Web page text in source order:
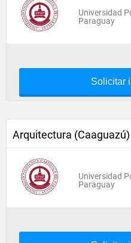
Universidad
Paraguay
Solicitar
Arquitectura (Caaguazú)
Universidad
Paraguay